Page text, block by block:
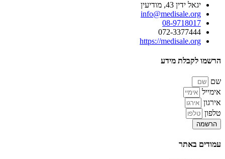
יגאל ידין 43, מודיעין
info@medisale.org
08-9718017
072-3377444
https://medisale.org
הרשמו לקבלת מידע
שם
אימייל
אירגון
טלפון
הרשמה
עמודים באתר